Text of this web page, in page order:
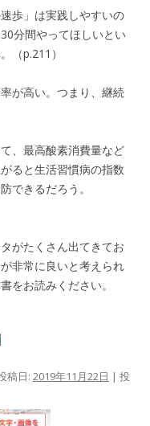
歩」は実践しやすいの
分間やってほしいとい
（p.211）
が高い。つまり、継続
、最高酸素消費量など
ると生活習慣病の指数
できるだろう。
がたくさん出てきてお
非常に良いと考えられ
をお読みください。
稿日: 2019年11月22日 | 投